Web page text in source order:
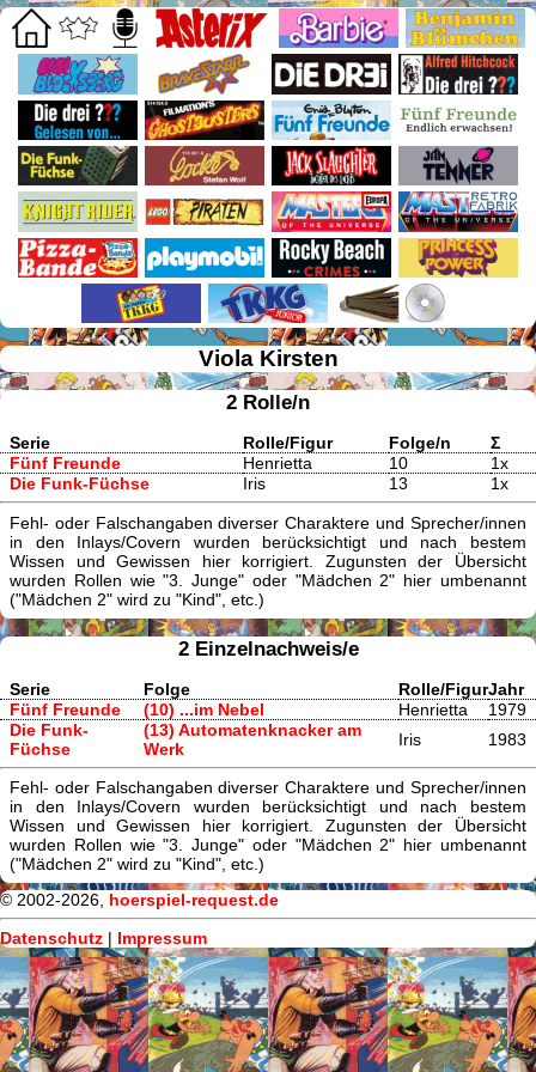
Viola Kirsten
2 Rolle/n
Serie Rolle/Figur Folge/n
Σ
Fünf Freunde
Henrietta 10
1x
Die Funk-Füchse
Iris 13 1x
Fehl- oder Falschangaben diverser Charaktere und Sprecher/innen
in den Inlays/Covern wurden berücksichtigt und nach bestem
Wissen und Gewissen hier korrigiert. Zugunsten der Übersicht
wurden Rollen wie "3. Junge" oder "Mädchen 2" hier umbenannt
("Mädchen 2" wird zu "Kind", etc.)
2 Einzelnachweis/e
Serie Folge Rolle/FigurJahr
Fünf Freunde
(10) ...im Nebel Henrietta
1979
Die Funk-
Füchse
(13) Automatenknacker am
Werk
Iris 1983
Fehl- oder Falschangaben diverser Charaktere und Sprecher/innen
in den Inlays/Covern wurden berücksichtigt und nach bestem
Wissen und Gewissen hier korrigiert. Zugunsten der Übersicht
wurden Rollen wie "3. Junge" oder "Mädchen 2" hier umbenannt
("Mädchen 2" wird zu "Kind", etc.)
© 2002-2026, hoerspiel-request.de
Datenschutz | Impressum